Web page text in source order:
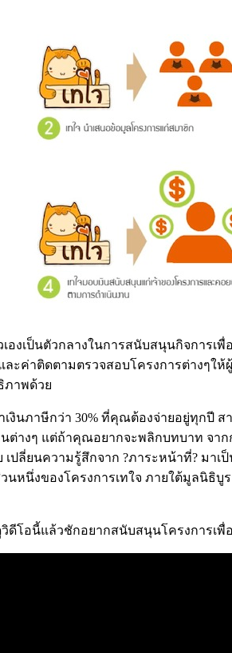
เองเป็นตัวกลางในการสนับสนุนกิจการเ
ละค่าติดตามตรวจสอบโครงการต่างๆ
ภาพด้วย
เงินภาษีกว่า 30% ที่คุณต้องจ่ายอยู่ทุกปี
างๆ แต่ถ้าคุณอยากจะพลิกบทบาท จากก
ลี่ยนความรู้สึกจาก ?ภาระหน้าที่? มาเ
วนหนึ่งของโครงการเทใจ ภายใต้มูล
ดีโอนี้แล้วชักอยากสนับสนุนโครงการเ